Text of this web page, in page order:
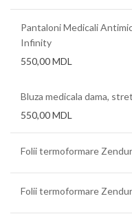
Pantaloni Medicali
Infinity
550,00MDL
Bluza medicala dama,
550,00MDL
Folii termoformare
Folii termoformare